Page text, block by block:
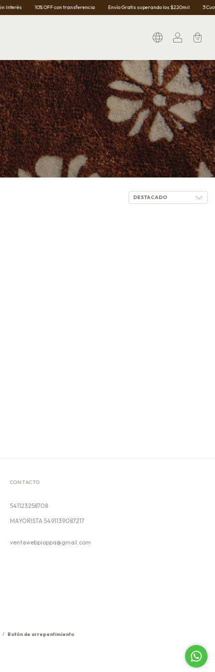
10% OFF con transferencia Envío Gratis superando los $220mil 3 Cuotas Sin
0
CONTACTO
541123258708
ventawebpioppa@gmail.com
/ Botón de arrepentimiento